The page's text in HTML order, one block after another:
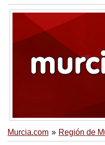
Murcia.com Región de